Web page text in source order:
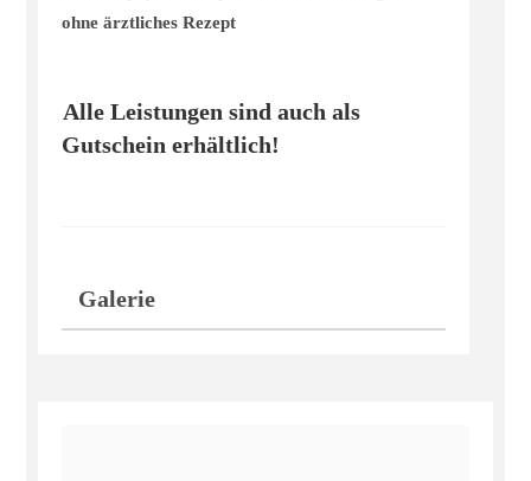
ohne ärztliches Rezept
Alle Leistungen sind auch als
Gutschein erhältlich!
Galerie